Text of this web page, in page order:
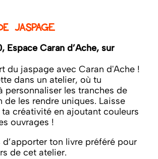
jaspage
Espace Caran d’Ache, sur
du jaspage avec Caran d'Ache !
dans un atelier, où tu
personnaliser les tranches de
de les rendre uniques. Laisse
créativité en ajoutant couleurs
ouvrages !
d’apporter ton livre préféré pour
de cet atelier.